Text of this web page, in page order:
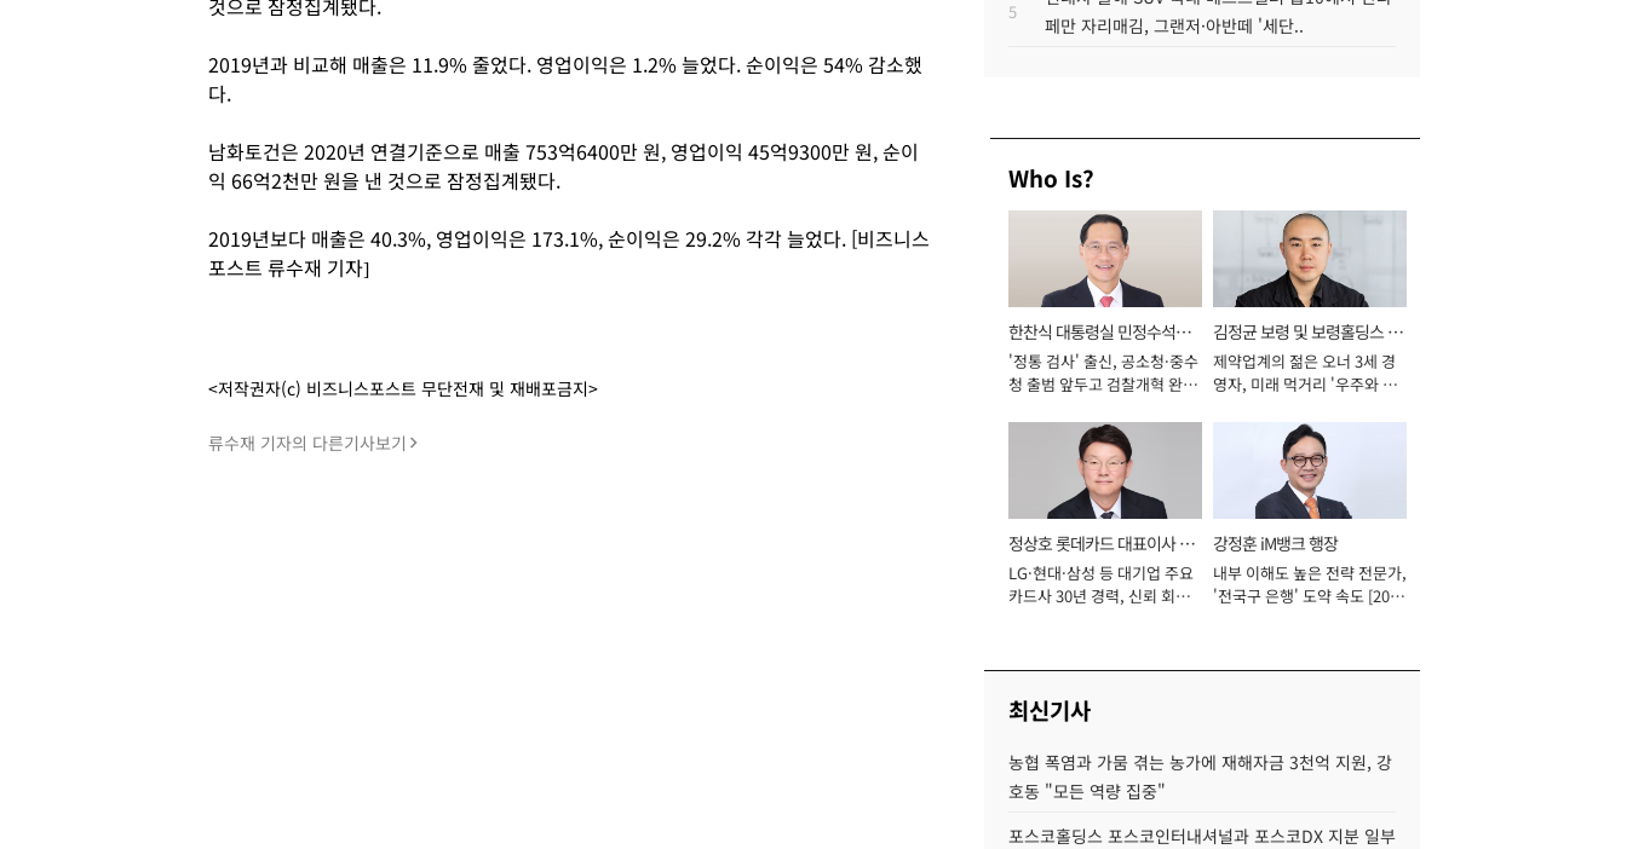
것으로 잠정집계됐다.
2019년과 비교해 매출은 11.9% 줄었다. 영업이익은 1.2% 늘었다. 순이익은 54% 감소했
다.
남화토건은 2020년 연결기준으로 매출 753억6400만 원, 영업이익 45억9300만 원, 순이
익 66억2천만 원을 낸 것으로 잠정집계됐다.
2019년보다 매출은 40.3%, 영업이익은 173.1%, 순이익은 29.2% 각각 늘었다. [비즈니스
포스트 류수재 기자]
<저작권자(c) 비즈니스포스트 무단전재 및 재배포금지>
류수재 기자의 다른기사보기
5
페만 자리매김, 그랜저·아반떼 '세단..
Who Is?
한찬식 대통령실 민정수석비
서관
'정통 검사' 출신, 공소청·중수
청 출범 앞두고 검찰개혁 완수
김정균 보령 및 보령홀딩스 대
표이사 사장
제약업계의 젊은 오너 3세 경
영자, 미래 먹거리 '우주와 헬
정상호 롯데카드 대표이사 사
장
LG·현대·삼성 등 대기업 주요
카드사 30년 경력, 신뢰 회복
강정훈 iM뱅크 행장
내부 이해도 높은 전략 전문가,
'전국구 은행' 도약 속도 [2026
최신기사
농협 폭염과 가뭄 겪는 농가에 재해자금 3천억 지원, 강
호동 "모든 역량 집중"
포스코홀딩스 포스코인터내셔널과 포스코DX 지분 일부